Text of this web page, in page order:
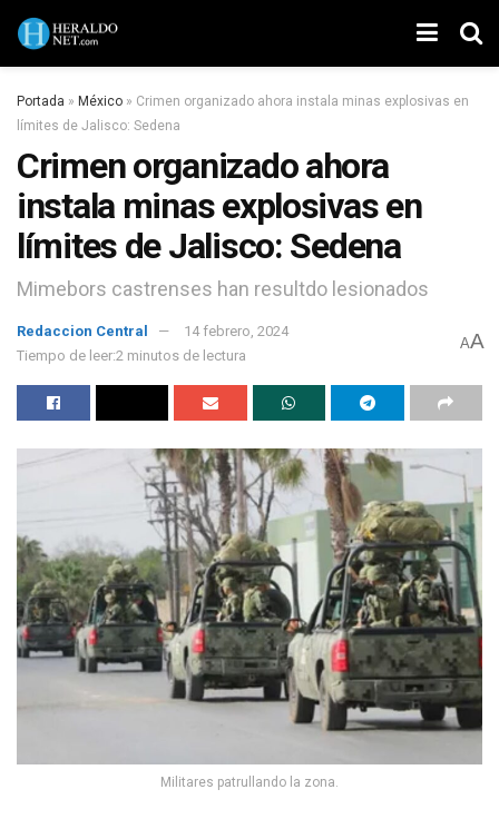
Portada » México » Crimen organizado ahora instala minas explosivas en
límites de Jalisco: Sedena
Crimen organizado ahora
instala minas explosivas en
límites de Jalisco: Sedena
Mimebors castrenses han resultdo lesionados
Redaccion Central
14 febrero, 2024
Tiempo de leer:2 minutos de lectura
AA
Militares patrullando la zona.